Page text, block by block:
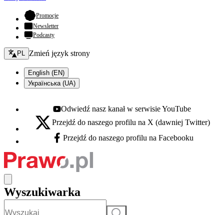
Promocje- otwiera się w nowej karcie
Newsletter
Podcasty
Zmień język - bieżący:
PL Zmień język strony
English (EN)
Українська (UA)
Youtube - otwiera się w nowej karcie
Odwiedź nasz kanał w serwisie YouTube
X - otwiera się w nowej karcie
Przejdź do naszego profilu na X (dawniej Twitter)
Facebook - otwiera się w nowej karcie
Przejdź do naszego profilu na Facebooku
Wyszukiwarka
Szukaj